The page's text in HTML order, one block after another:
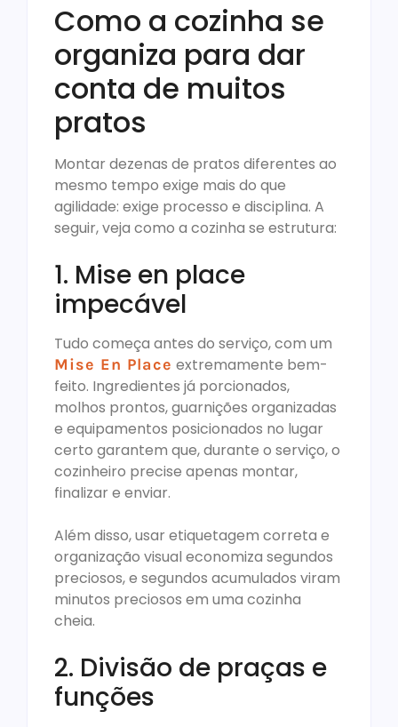
Como a cozinha se
organiza para dar
conta de muitos
pratos
Montar dezenas de pratos diferentes ao
mesmo tempo exige mais do que
agilidade: exige processo e disciplina. A
seguir, veja como a cozinha se estrutura:
1. Mise en place
impecável
Tudo começa antes do serviço, com um
Mise En Place extremamente bem-
feito. Ingredientes já porcionados,
molhos prontos, guarnições organizadas
e equipamentos posicionados no lugar
certo garantem que, durante o serviço, o
cozinheiro precise apenas montar,
finalizar e enviar.
Além disso, usar etiquetagem correta e
organização visual economiza segundos
preciosos, e segundos acumulados viram
minutos preciosos em uma cozinha
cheia.
2. Divisão de praças e
funções